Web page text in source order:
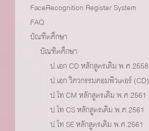
FaceRecognition Register System
FAQ
บัณฑิตศึกษา
บัณฑิตศึกษา
ป.เอก CD หลักสูตรเดิม พ.ศ.2558
ป.เอก วิศวกรรมคอมพิวเตอร์ (CD)
ป.โท CM หลักสูตรเดิม พ.ศ.2561
ป.โท CS หลักสูตรเดิม พ.ศ.2561
ป.โท SE หลักสูตรเดิม พ.ศ.2561